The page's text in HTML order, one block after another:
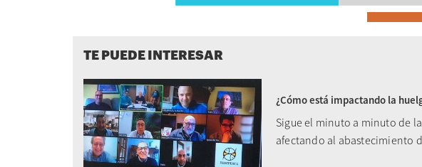
TE PUEDE INTERESAR
¿Cómo está impactando la
Sigue el minuto a minuto de
afectando al abastecimiento